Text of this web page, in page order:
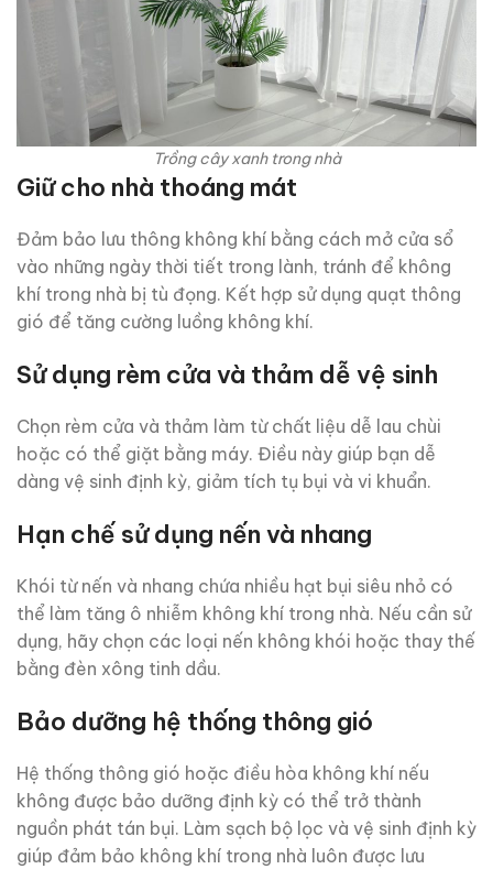
Trồng cây xanh trong nhà
Giữ cho nhà thoáng mát
Đảm bảo lưu thông không khí bằng cách mở cửa sổ
vào những ngày thời tiết trong lành, tránh để không
khí trong nhà bị tù đọng. Kết hợp sử dụng quạt thông
gió để tăng cường luồng không khí.
Sử dụng rèm cửa và thảm dễ vệ sinh
Chọn rèm cửa và thảm làm từ chất liệu dễ lau chùi
hoặc có thể giặt bằng máy. Điều này giúp bạn dễ
dàng vệ sinh định kỳ, giảm tích tụ bụi và vi khuẩn.
Hạn chế sử dụng nến và nhang
Khói từ nến và nhang chứa nhiều hạt bụi siêu nhỏ có
thể làm tăng ô nhiễm không khí trong nhà. Nếu cần sử
dụng, hãy chọn các loại nến không khói hoặc thay thế
bằng đèn xông tinh dầu.
Bảo dưỡng hệ thống thông gió
Hệ thống thông gió hoặc điều hòa không khí nếu
không được bảo dưỡng định kỳ có thể trở thành
nguồn phát tán bụi. Làm sạch bộ lọc và vệ sinh định kỳ
giúp đảm bảo không khí trong nhà luôn được lưu